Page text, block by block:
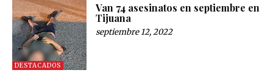
DESTACADOS
Van 74 asesinatos en septiembre en
Tijuana
septiembre 12, 2022